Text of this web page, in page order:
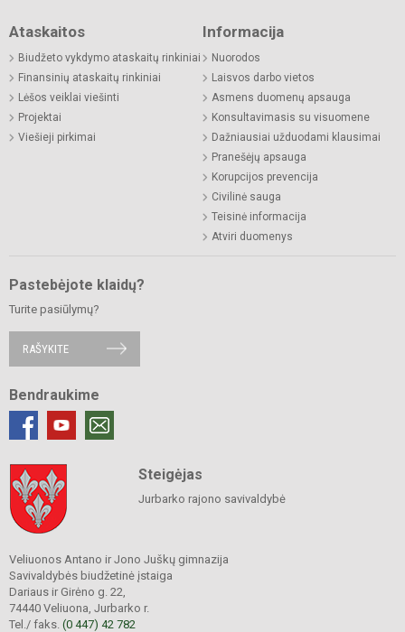
Ataskaitos
Biudžeto vykdymo ataskaitų rinkiniai
Finansinių ataskaitų rinkiniai
Lėšos veiklai viešinti
Projektai
Viešieji pirkimai
Informacija
Nuorodos
Laisvos darbo vietos
Asmens duomenų apsauga
Konsultavimasis su visuomene
Dažniausiai užduodami klausimai
Pranešėjų apsauga
Korupcijos prevencija
Civilinė sauga
Teisinė informacija
Atviri duomenys
Pastebėjote klaidų?
Turite pasiūlymų?
RAŠYKITE
Bendraukime
Steigėjas
Jurbarko rajono savivaldybė
Veliuonos Antano ir Jono Juškų gimnazija
Savivaldybės biudžetinė įstaiga
Dariaus ir Girėno g. 22,
74440 Veliuona, Jurbarko r.
Tel./ faks. (0 447) 42 782